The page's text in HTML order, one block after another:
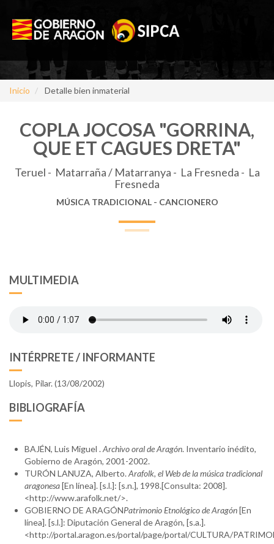
Inicio Detalle bien inmaterial
COPLA JOCOSA "GORRINA,
QUE ET CAGUES DRETA"
Teruel - Matarraña / Matarranya - La Fresneda - La
Fresneda
MÚSICA TRADICIONAL - CANCIONERO
MULTIMEDIA
INTÉRPRETE / INFORMANTE
Llopis, Pilar. (13/08/2002)
BIBLIOGRAFÍA
BAJÉN, Luis Miguel . Archivo oral de Aragón. Inventario inédito,
Gobierno de Aragón, 2001-2002.
TURÓN LANUZA, Alberto. Arafolk, el Web de la música tradicional
aragonesa[En línea]. [s.l.]: [s.n.], 1998.[Consulta: 2008].
<http://www.arafolk.net/>.
GOBIERNO DE ARAGÓNPatrimonio Etnológico de Aragón[En
línea]. [s.l.]: Diputación General de Aragón, [s.a.].
<http://portal.aragon.es/portal/page/portal/CULTURA/